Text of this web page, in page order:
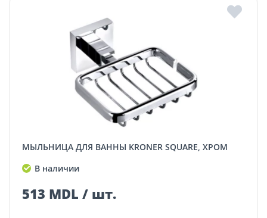
МЫЛЬНИЦА ДЛЯ ВАННЫ KRONER SQUARE, ХРОМ
В наличии
513 MDL / шт.